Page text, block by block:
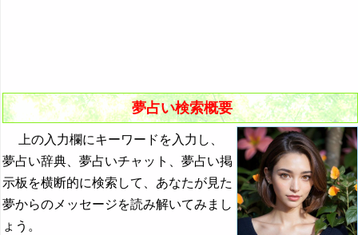
夢占い検索概要
上の入力欄にキーワードを入力し、
夢占い辞典、夢占いチャット、夢占い掲
示板を横断的に検索して、あなたが見た
夢からのメッセージを読み解いてみまし
ょう。